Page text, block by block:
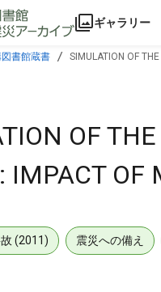
ギャラリー
書館蔵書 SIMULATION OF
OF
IMPACT OF
(2011) 震災への備え